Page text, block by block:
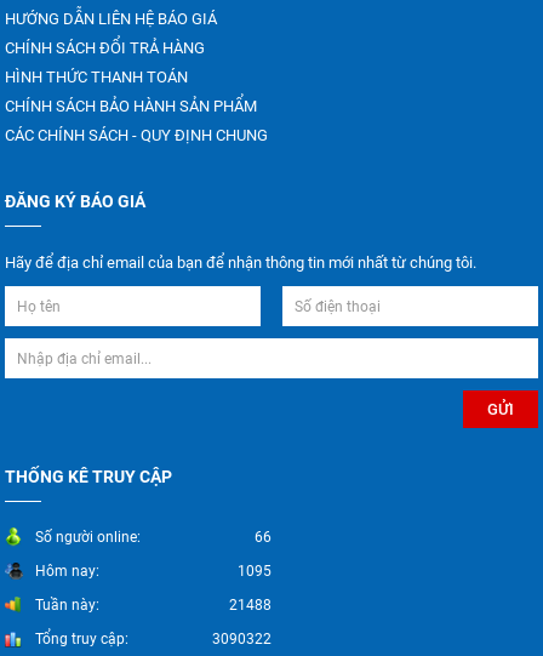
HƯỚNG DẪN LIÊN HỆ BÁO GIÁ
CHÍNH SÁCH ĐỔI TRẢ HÀNG
HÌNH THỨC THANH TOÁN
CHÍNH SÁCH BẢO HÀNH SẢN PHẨM
CÁC CHÍNH SÁCH - QUY ĐỊNH CHUNG
ĐĂNG KÝ BÁO GIÁ
Hãy để địa chỉ email của bạn để nhận thông tin mới nhất từ chúng tôi.
THỐNG KÊ TRUY CẬP
Số người online:
66
Hôm nay:
1095
Tuần này:
21488
Tổng truy cập:
3090322